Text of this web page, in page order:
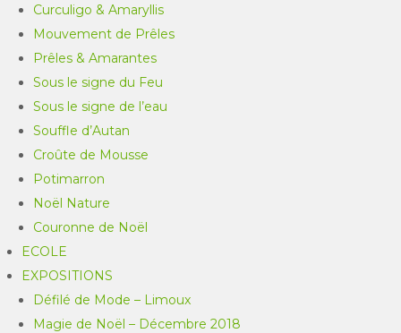
Curculigo & Amaryllis
Mouvement de Prêles
Prêles & Amarantes
Sous le signe du Feu
Sous le signe de l’eau
Souffle d’Autan
Croûte de Mousse
Potimarron
Noël Nature
Couronne de Noël
ECOLE
EXPOSITIONS
Défilé de Mode – Limoux
Magie de Noël – Décembre 2018